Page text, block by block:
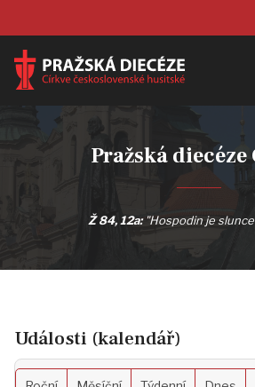
Pražská diecéze
Ž 84, 12a:"Hospodin je slunce
Události (kalendář)